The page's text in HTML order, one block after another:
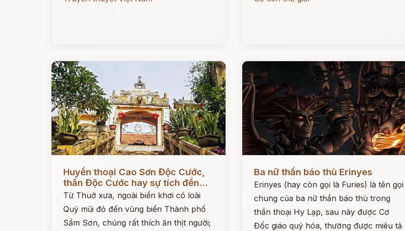
Đọc ngay
Huyền thoại Cao Sơn Độc Cước,
thần Độc Cước hay sự tích đền...
Từ Thuở xưa, ngoài biển khơi có loài
Quỷ mũi đỏ đến vùng biển Thành phố
Sầm Sơn, chúng rất thích ăn thịt người;
Ba nữ thần báo thù Erinyes
Erinyes (hay còn gọi là Furies) là tên gọi
chung của ba nữ thần báo thù trong
thần thoại Hy Lạp, sau này được Cơ
Đốc giáo quỷ hóa, thường được miêu tả